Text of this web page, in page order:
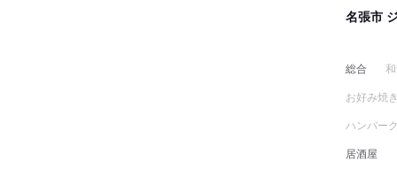
名張市
総合
お好み焼
ハンバー
居酒屋